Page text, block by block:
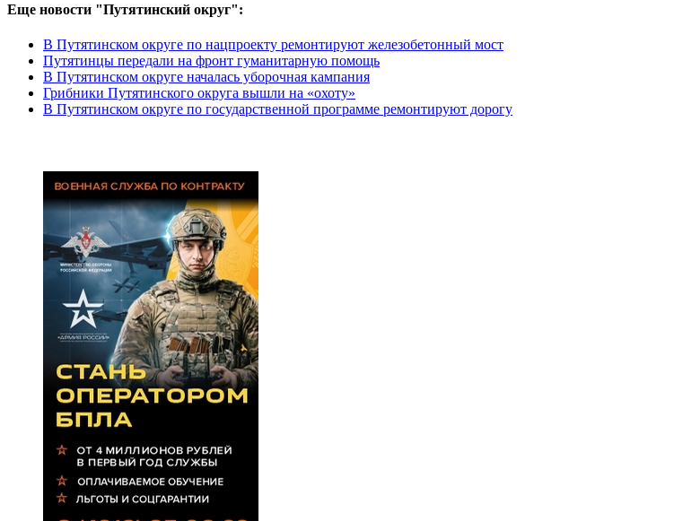
Еще новости "Путятинский округ":
В Путятинском округе по нацпроекту ремонтируют железобетонный мост
Путятинцы передали на фронт гуманитарную помощь
В Путятинском округе началась уборочная кампания
Грибники Путятинского округа вышли на «охоту»
В Путятинском округе по государственной программе ремонтируют дорогу